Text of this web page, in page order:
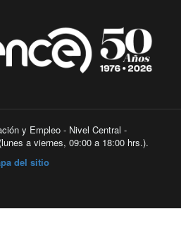
y Empleo - Nivel Central -
a viernes, 09:00 a 18:00 hrs.).
del sitio